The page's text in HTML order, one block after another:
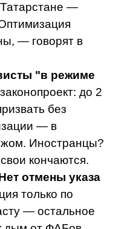
—
— говорят в
"в режиме
до 2
без
— в
Иностранцы?
кончаются.
отмены указа
только по
— остальное